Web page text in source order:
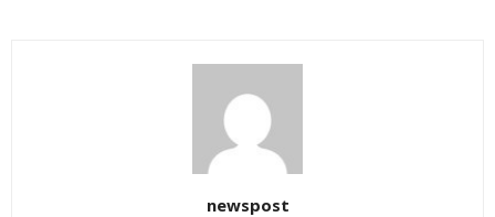
newspost